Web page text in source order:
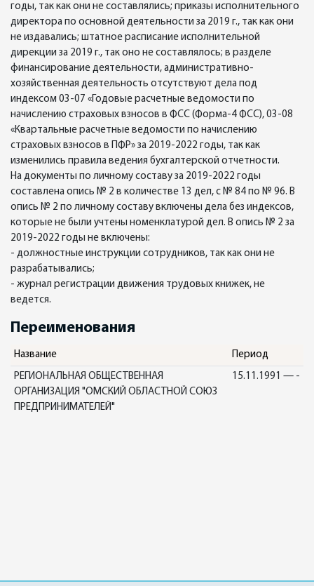
годы, так как они не составлялись; приказы исполнительного
директора по основной деятельности за 2019 г., так как они
не издавались; штатное расписание исполнительной
дирекции за 2019 г., так оно не составлялось; в разделе
финансирование деятельности, административно-
хозяйственная деятельность отсутствуют дела под
индексом 03-07 «Годовые расчетные ведомости по
начислению страховых взносов в ФСС (Форма-4 ФСС), 03-08
«Квартальные расчетные ведомости по начислению
страховых взносов в ПФР» за 2019-2022 годы, так как
изменились правила ведения бухгалтерской отчетности.
На документы по личному составу за 2019-2022 годы
составлена опись № 2 в количестве 13 дел, с № 84 по № 96. В
опись № 2 по личному составу включены дела без индексов,
которые не были учтены номенклатурой дел. В опись № 2 за
2019-2022 годы не включены:
- должностные инструкции сотрудников, так как они не
разрабатывались;
- журнал регистрации движения трудовых книжек, не
ведется.
Переименования
Название Период
РЕГИОНАЛЬНАЯ ОБЩЕСТВЕННАЯ
ОРГАНИЗАЦИЯ "ОМСКИЙ ОБЛАСТНОЙ СОЮЗ
ПРЕДПРИНИМАТЕЛЕЙ"
15.11.1991 — -